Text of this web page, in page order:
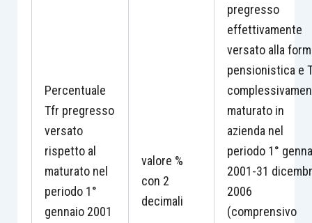
Percentuale
Tfr pregresso
versato
rispetto al
maturato nel
periodo 1°
gennaio 2001
valore %
con 2
decimali
pregresso
effettivamente
versato alla
pensionistica e
maturato in
azienda nel
periodo 1°
2001-31
2006
(comprensivo